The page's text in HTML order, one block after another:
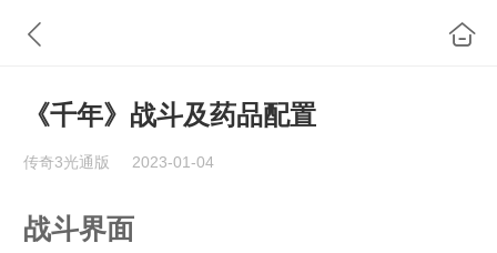
《千年》战斗及药品配置
传奇3光通版 2023-01-04
战斗界面